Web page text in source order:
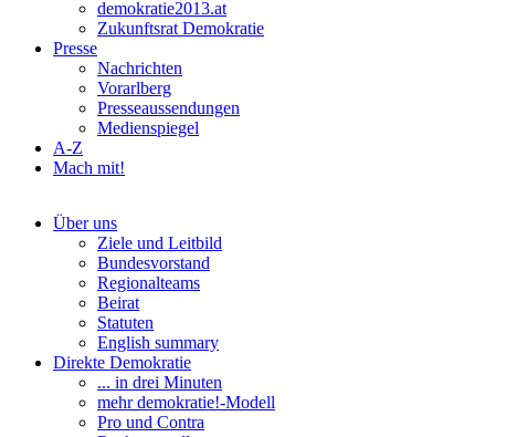
demokratie2013.at
Zukunftsrat Demokratie
Presse
Nachrichten
Vorarlberg
Presseaussendungen
Medienspiegel
A-Z
Mach mit!
Über uns
Ziele und Leitbild
Bundesvorstand
Regionalteams
Beirat
Statuten
English summary
Direkte Demokratie
... in drei Minuten
mehr demokratie!-Modell
Pro und Contra